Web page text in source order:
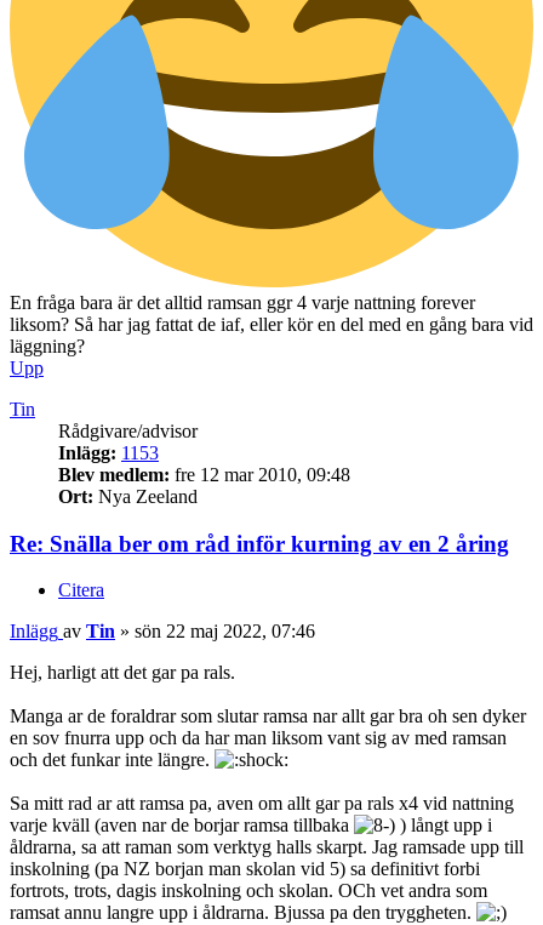
En fråga bara är det alltid ramsan ggr 4 varje nattning forever
liksom? Så har jag fattat de iaf, eller kör en del med en gång bara vid
läggning?
Upp
Tin
Rådgivare/advisor
Inlägg: 1153
Blev medlem: fre 12 mar 2010, 09:48
Ort: Nya Zeeland
Re: Snälla ber om råd inför kurning av en 2 åring
Citera
Inlägg av Tin » sön 22 maj 2022, 07:46
Hej, harligt att det gar pa rals.
Manga ar de foraldrar som slutar ramsa nar allt gar bra oh sen dyker
en sov fnurra upp och da har man liksom vant sig av med ramsan
och det funkar inte längre.
Sa mitt rad ar att ramsa pa, aven om allt gar pa rals x4 vid nattning
varje kväll (aven nar de borjar ramsa tillbaka
) långt upp i
åldrarna, sa att raman som verktyg halls skarpt. Jag ramsade upp till
inskolning (pa NZ borjan man skolan vid 5) sa definitivt forbi
fortrots, trots, dagis inskolning och skolan. OCh vet andra som
ramsat annu langre upp i åldrarna. Bjussa pa den tryggheten.